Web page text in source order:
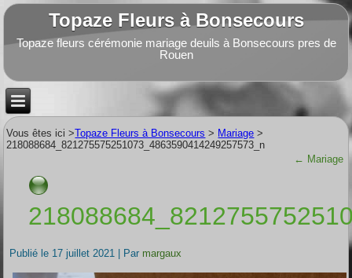
Topaze Fleurs à Bonsecours
Topaze fleurs cérémonie mariage deuils à Bonsecours pres de
Rouen
Vous êtes ici >Topaze Fleurs à Bonsecours > Mariage >
218088684_821275575251073_4863590414249257573_n
← Mariage
Publié le 17 juillet 2021 Par margaux